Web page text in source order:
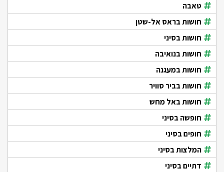
טאבה
חושות בראס אל-שטן
חושות בסיני
חושות בנואיבה
חושות במעגנה
חושות בביר סוויר
חושות באל מחש
חופשה בסיני
חופים בסיני
המלצות בסיני
דתיים בסיני